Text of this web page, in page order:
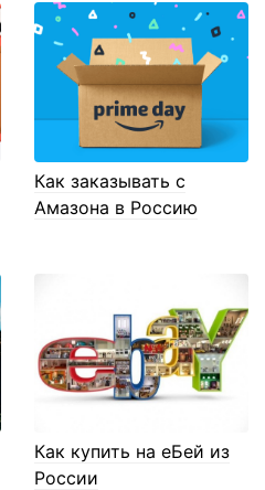
Как заказывать с
Амазона в Россию
Как купить на еБей из
России